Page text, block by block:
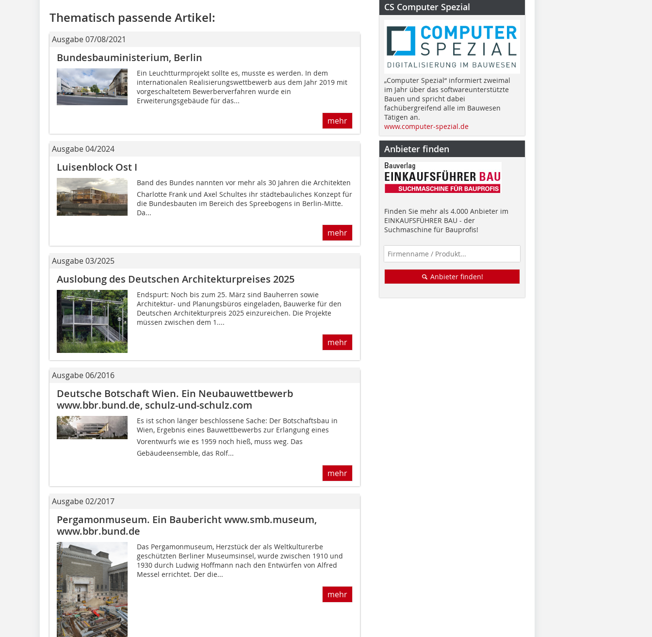
Thematisch passende Artikel:
Ausgabe 07/08/2021
Bundesbauministerium, Berlin
Ein Leuchtturmprojekt sollte es, musste es werden. In dem
internationalen Realisierungswettbewerb aus dem Jahr 2019 mit
vorgeschaltetem Bewerberverfahren wurde ein
Erweiterungsgebäude für das...
mehr
Ausgabe 04/2024
Luisenblock Ost I
Band des Bundes nannten vor mehr als 30 Jahren die Architekten
Charlotte Frank und Axel Schultes ihr städtebauliches Konzept für
die Bundesbauten im Bereich des Spreebogens in Berlin-Mitte.
Da...
mehr
Ausgabe 03/2025
Auslobung des Deutschen Architekturpreises 2025
Endspurt: Noch bis zum 25. März sind Bauherren sowie
Architektur- und Planungsbüros eingeladen, Bauwerke für den
Deutschen Architekturpreis 2025 einzureichen. Die Projekte
müssen zwischen dem 1....
mehr
Ausgabe 06/2016
Deutsche Botschaft Wien. Ein Neubauwettbewerb
www.bbr.bund.de, schulz-und-schulz.com
Es ist schon länger beschlossene Sache: Der Botschaftsbau in
Wien, Ergebnis eines Bauwettbewerbs zur Erlangung eines
Vorentwurfs wie es 1959 noch hieß, muss weg. Das
Gebäudeensemble, das Rolf...
mehr
Ausgabe 02/2017
Pergamonmuseum. Ein Baubericht www.smb.museum,
www.bbr.bund.de
Das Pergamonmuseum, Herzstück der als Weltkulturerbe
geschützten Berliner Museumsinsel, wurde zwischen 1910 und
1930 durch Ludwig Hoffmann nach den Entwürfen von Alfred
Messel errichtet. Der die...
mehr
CS Computer Spezial
„Computer Spezial“ informiert zweimal
im Jahr über das softwareunterstützte
Bauen und spricht dabei
fachübergreifend alle im Bauwesen
Tätigen an.
www.computer-spezial.de
Anbieter finden
Finden Sie mehr als 4.000 Anbieter im
EINKAUFSFÜHRER BAU - der
Suchmaschine für Bauprofis!
Anbieter finden!